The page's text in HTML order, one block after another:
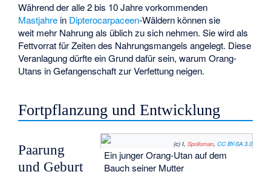
Während der alle 2 bis 10 Jahre vorkommenden
Mastjahre in Dipterocarpaceen-Wäldern können sie
weit mehr Nahrung als üblich zu sich nehmen. Sie wird als
Fettvorrat für Zeiten des Nahrungsmangels angelegt. Diese
Veranlagung dürfte ein Grund dafür sein, warum Orang-
Utans in Gefangenschaft zur Verfettung neigen.
Fortpflanzung und Entwicklung
(c) I, Spolloman, CC BY-SA 3.0
Ein junger Orang-Utan auf dem
Bauch seiner Mutter
Paarung
und Geburt